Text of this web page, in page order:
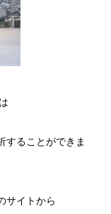
することができま
サイトから